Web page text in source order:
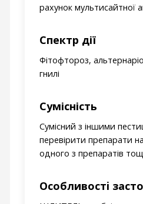
рахунок мультисайтної
Спектр дії
Фітофтороз,
гнилі
Сумісність
Сумісний з іншими
перевірити препарати
одного з препаратів
Особливостi